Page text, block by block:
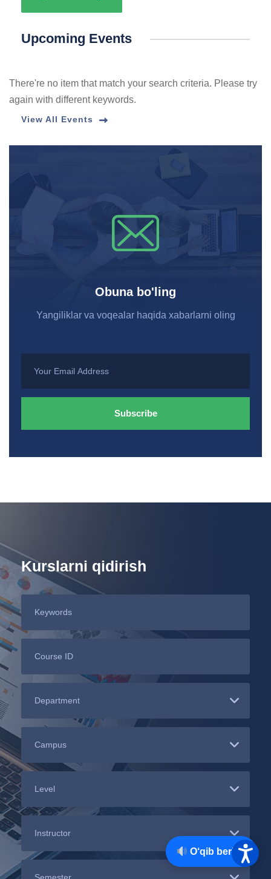
Upcoming Events
There're no item that match your search criteria. Please try
again with different keywords.
View All Events
Obuna bo'ling
Yangiliklar va voqealar haqida xabarlarni oling
Kurslarni qidirish
O‘qib berish